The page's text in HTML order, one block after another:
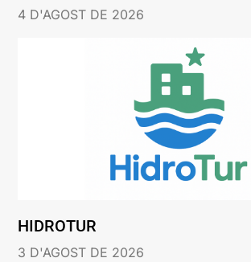
4 D'AGOST DE 2026
HIDROTUR
3 D'AGOST DE 2026